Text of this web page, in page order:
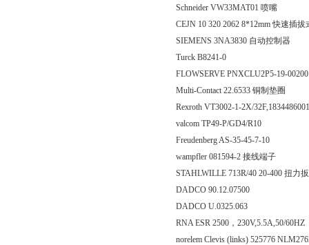
Schneider VW33MAT01 喷嘴
CEJN 10 320 2062 8*12mm 快速插
SIEMENS 3NA3830 自动控制器
Turck B8241-0
FLOWSERVE PNXCLU2P5-19-
Multi-Contact 22.6533 铜制垫圈
Rexroth VT3002-1-2X/
valcom TP49-P/GD4/R10
Freudenberg AS-35-45-7-10
wampfler 081594-2 接线端子
STAHLWILLE 713R/40 20-400 扭力
DADCO 90.12.07500
DADCO U.0325.063
RNA ESR 2500，230V,5.5A,50/
norelem Clevis (links) 525776